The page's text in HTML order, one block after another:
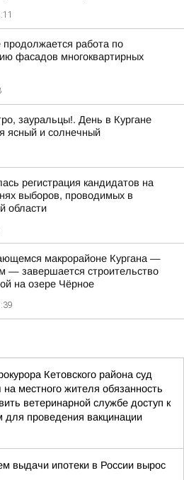
продолжается работа по
фасадов многоквартирных
зауральцы!. День в Кургане
ясный и солнечный
регистрация кандидатов на
выборов, проводимых в
области
макрорайоне Кургана —
— завершается строительство
на озере Чёрное
Кетовского района суд
местного жителя обязанность
ветеринарной службе доступ к
для проведения вакцинации
выдачи ипотеки в России вырос